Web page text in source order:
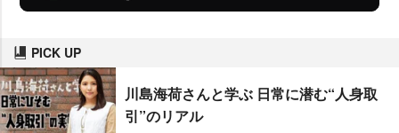
PICK UP
川島海荷さんと学ぶ 日常に潜む“人身取
引”のリアル